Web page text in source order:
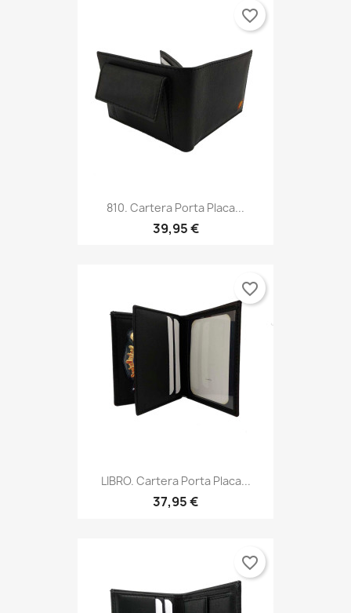
810. Cartera Porta Placa...
39,95 €
favorite_border
LIBRO. Cartera Porta Placa...
37,95 €
favorite_border
favorite_border